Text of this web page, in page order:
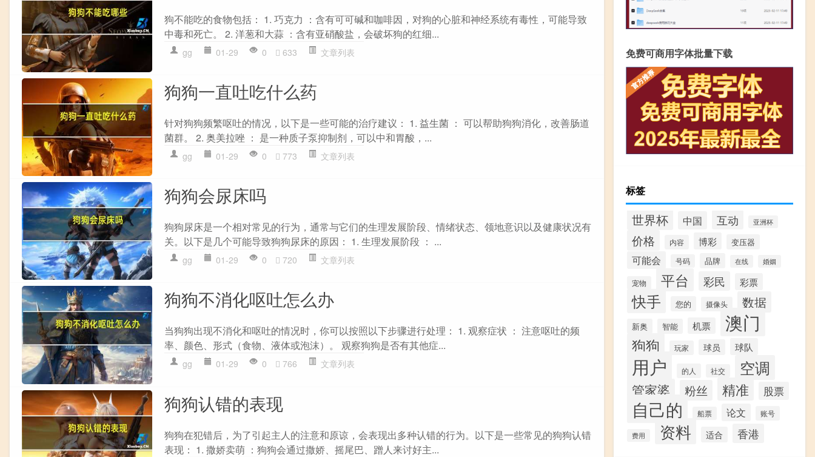
狗不能吃的食物包括： 1. 巧克力 ：含有可可碱和咖啡因，对狗的心脏和神经系统有毒性，可能导致
中毒和死亡。 2. 洋葱和大蒜 ：含有亚硝酸盐，会破坏狗的红细...
gg 01-29 0 633 文章列表
狗狗一直吐吃什么药
针对狗狗频繁呕吐的情况，以下是一些可能的治疗建议： 1. 益生菌 ： 可以帮助狗狗消化，改善肠道
菌群。 2. 奥美拉唑 ： 是一种质子泵抑制剂，可以中和胃酸，...
gg 01-29 0 773 文章列表
狗狗会尿床吗
狗狗尿床是一个相对常见的行为，通常与它们的生理发展阶段、情绪状态、领地意识以及健康状况有
关。以下是几个可能导致狗狗尿床的原因： 1. 生理发展阶段 ： ...
gg 01-29 0 720 文章列表
狗狗不消化呕吐怎么办
当狗狗出现不消化和呕吐的情况时，你可以按照以下步骤进行处理： 1. 观察症状 ： 注意呕吐的频
率、颜色、形式（食物、液体或泡沫）。 观察狗狗是否有其他症...
gg 01-29 0 766 文章列表
狗狗认错的表现
狗狗在犯错后，为了引起主人的注意和原谅，会表现出多种认错的行为。以下是一些常见的狗狗认错
表现： 1. 撒娇卖萌 ：狗狗会通过撒娇、摇尾巴、蹭人来讨好主...
免费可商用字体批量下载
标签
世界杯 中国 互动 亚洲杯
价格 内容 博彩 变压器
可能会 号码 品牌 在线 婚姻
宠物 平台 彩民 彩票
快手 您的 摄像头 数据
新奥 智能 机票 澳门
狗狗 玩家 球员 球队
用户 的人 社交 空调
管家婆 粉丝 精准 股票
自己的 船票 论文 账号
费用 资料 适合 香港